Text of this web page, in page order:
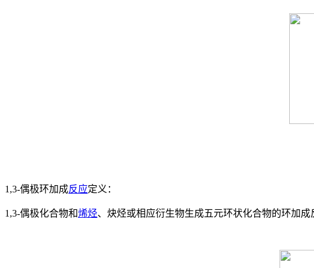
1,3-偶极环加成反应定义：
1,3-偶极化合物和烯烃、炔烃或相应衍生物生成五元环状化合物的环加成